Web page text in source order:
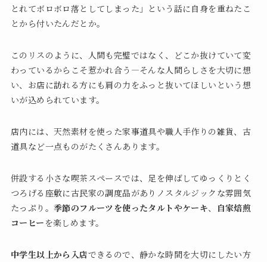
とれてボロボロ落としてしまった」という話に自身を重ねたこ
とから付いたんだとか。
このリスのように、人間も完璧ではなく、どこか抜けていて変
わっているからこそ惹かれ合う―そんな人間らしさを大切に想
い、お店に訪れる方にも肩の力をふっと抜いてほしいという想
いが込められています。
店内には、天然素材を使った家事道具や職人手作りの雑貨、古
道具など一点ものがたくさんあります。
併設する小さな喫茶スペースでは、足を伸ばしてゆっくりとく
つろげる座敷に古民家の調度品がありノスタルジックな雰囲気
たっぷり。 季節のフルーツを使ったタルトやケーキ、
自家焙煎
コーヒー を楽しめます。
中学生以上から入店できるので、静かな時間を大切にしたい方